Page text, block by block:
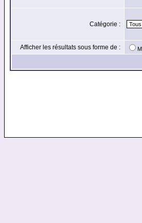
Catégorie :
Afficher les résultats sous forme de :